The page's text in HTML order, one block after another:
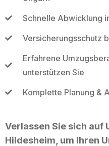
Schnelle Abwicklung
Versicherungsschutz
Erfahrene
unterstützen Sie
Komplette Planung &
Verlassen Sie sich auf
Hildesheim, um Ihren